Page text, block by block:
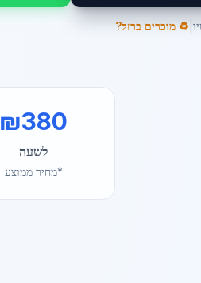
♻️ מוכרים ברזל?
₪380
לשעה
*מחיר ממוצע